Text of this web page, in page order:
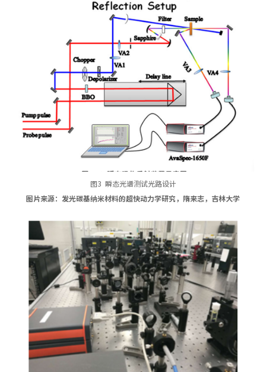
图3 瞬态光谱测试光路设计
图片来源：发光碳基纳米材料的超快动力学研究，隋来志，吉林大学